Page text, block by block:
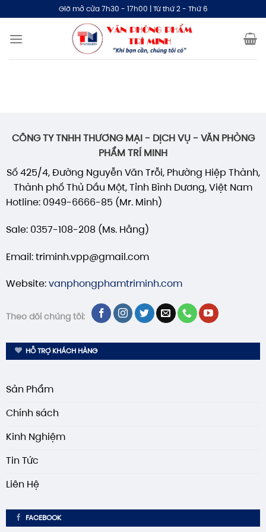
qua
nội
Giờ mở cửa 7h30 - 17h00 | Từ thứ 2 - Thứ 6
CÔNG TY TNHH THƯƠNG MẠI - DỊCH VỤ - VĂN PHÒNG
PHẨM TRÍ MINH
Số 425/4, Đường Nguyễn Văn Trỗi, Phường Hiệp Thành,
Thành phố Thủ Dầu Một, Tỉnh Bình Dương, Việt Nam
Hotline: 0949-6666-85 (Mr. Minh)
Sale: 0357-108-208 (Ms. Hằng)
Email: triminh.vpp@gmail.com
Website:vanphongphamtriminh.com
Theo dõi chúng tôi:
HỖ TRỢ KHÁCH HÀNG
Sản Phẩm
Chính sách
Kinh Nghiệm
Tin Tức
Liên Hệ
FACEBOOK